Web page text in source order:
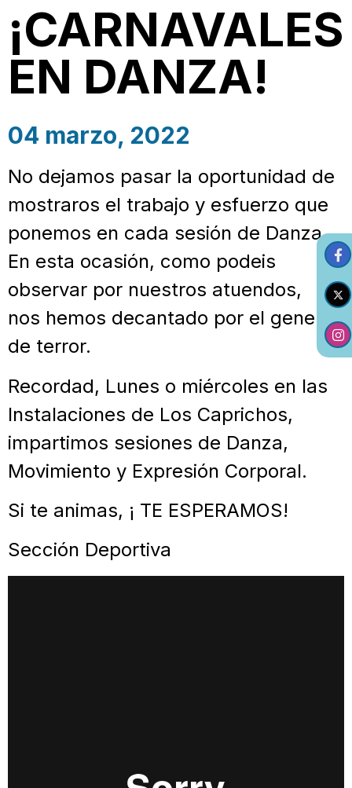
¡CARNAVALES
EN DANZA!
04 marzo, 2022
No dejamos pasar la oportunidad de
mostraros el trabajo y esfuerzo que
ponemos en cada sesión de Danza.
En esta ocasión, como podeis
observar por nuestros atuendos,
nos hemos decantado por el genero
de terror.
Recordad, Lunes o miércoles en las
Instalaciones de Los Caprichos,
impartimos sesiones de Danza,
Movimiento y Expresión Corporal.
Si te animas, ¡ TE ESPERAMOS!
Sección Deportiva